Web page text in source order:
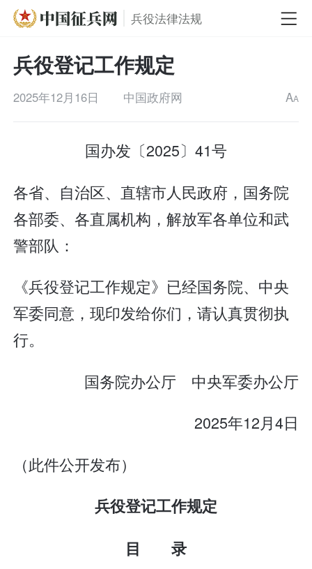
兵役法律法规
兵役登记工作规定
2025年12月16日 中国政府网 AA
国办发〔2025〕41号
各省、自治区、直辖市人民政府，国务院
各部委、各直属机构，解放军各单位和武
警部队：
《兵役登记工作规定》已经国务院、中央
军委同意，现印发给你们，请认真贯彻执
行。
国务院办公厅 中央军委办公厅
2025年12月4日
（此件公开发布）
兵役登记工作规定
目 录